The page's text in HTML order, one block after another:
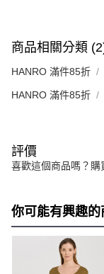
商品相關分類
HANRO 滿件85折
HANRO 滿件85折
評價
喜歡這個商品嗎？購
你可能有興趣的